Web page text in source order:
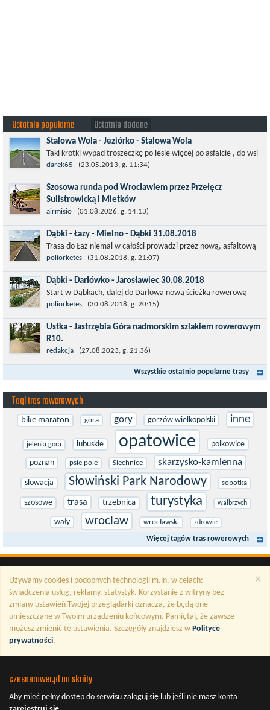
Ostatnio popularne Ostatnio dodane
Stalowa Wola - Jeziórko - Stalowa Wola
Taki krotki wypad troszeczkę po lesie więcej po asfalcie , do wsi
której już nie ma , kopalni siarki również nie ma , a ci co
pamiętają okres...
darek65 (23.05.2013, g. 11:34)
Szosowa runda pod Wrocławiem przez Przełęcz
Sulistrowicką i Mietków
Łatwa, szosowa runda pod Wrocławiem, raczej płaska z jednym
małym podjazdem na Przełęcz Sulistrowicką od strony Olesznej.
To trasa idealna na...
airmisio (01.08.2026, g. 14:13)
Dąbki - Łazy - Mielno - Dąbki 31.08.2018
Trasa do Łaz niemal w całości prowadzi przez nową, asfaltową
ścieżkę rowerową (od Dąbek do Iwięcina wzdłuż drogi 203).
Niestety jest to trasa nie...
poliorketes (31.08.2018, g. 21:07)
Dąbki - Darłówko - Jarosławiec 30.08.2018
Start w Dąbkach, dalej do Darłowa nową ścieżką rowerową
(niekiedy pieszo-rowerową), gdzie na pierwszym rondzie zjazd
w stronę Darłówka Zachodniego....
poliorketes (30.08.2018, g. 20:15)
Ustka - Jastrzębia Góra nadmorskim szlakiem rowerowym
R10.
Międzynarodowy Szlak Rowerowy R-10, jest częścią sieci
EuroVelo. Prowadzi wzdłuż brzegu dookoła Morza Bałtyckiego.
Trasa liczy w sumie ponad 8500...
redakcja (27.08.2023, g. 21:36)
Wszystkie ostatnio popularne trasy
Tagi tras rowerowych
bike maraton góra gory gorzów wielkopolski inne
jelenia gora lubuskie opatowice polkowice
poznan psie pole Siechnice skarzysko-kamienna
slowacja Słowiński Park Narodowy sobotka
szosowe trasa trzebnica turystyka walbrzych
wały wroclaw wrocławski zdrowie
Więcej tagów tras rowerowych
×
Używamy cookies i podobnych technologii m.in. w celach:
świadczenia usług, reklamy, statystyk. Korzystanie z witryny bez
zmiany ustawień Twojej przeglądarki oznacza, że będą one
umieszczane w Twoim urządzeniu końcowym. Pamiętaj, że zawsze
możesz zmienić te ustawienia. Szczegóły znajdziesz w Polityce
prywatności.
czasnarower.pl na skróty
Aby mieć pełny dostęp do serwisu zaloguj się lub jeśli nie masz konta